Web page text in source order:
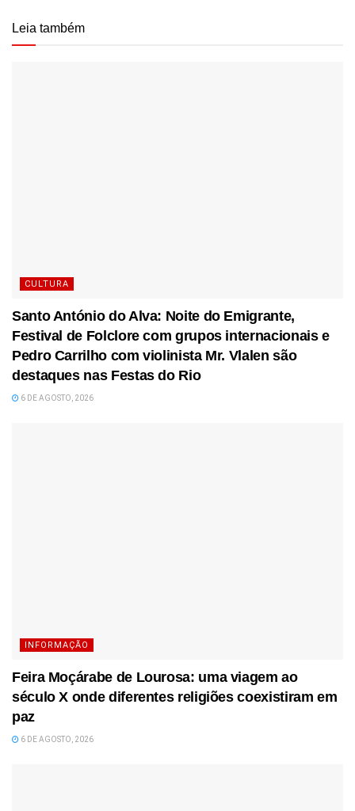
Leia também
CULTURA
Santo António do Alva: Noite do Emigrante,
Festival de Folclore com grupos internacionais e
Pedro Carrilho com violinista Mr. Vlalen são
destaques nas Festas do Rio
6 DE AGOSTO, 2026
INFORMAÇÃO
Feira Moçárabe de Lourosa: uma viagem ao
século X onde diferentes religiões coexistiram em
paz
6 DE AGOSTO, 2026